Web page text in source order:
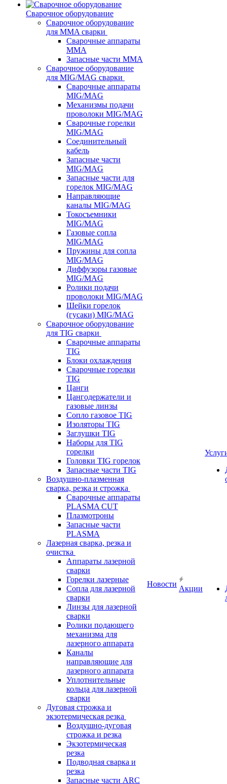
Сварочное оборудование
Сварочное оборудование
для MMA сварки
Сварочные аппараты
MMA
Запасные части MMA
Сварочное оборудование
для MIG/MAG сварки
Сварочные аппараты
MIG/MAG
Механизмы подачи
проволоки MIG/MAG
Сварочные горелки
MIG/MAG
Соединительный
кабель
Запасные части
MIG/MAG
Запасные части для
горелок MIG/MAG
Направляющие
каналы MIG/MAG
Токосъемники
MIG/MAG
Газовые сопла
MIG/MAG
Пружины для сопла
MIG/MAG
Диффузоры газовые
MIG/MAG
Ролики подачи
проволоки MIG/MAG
Шейки горелок
(гусаки) MIG/MAG
Сварочное оборудование
для TIG сварки
Сварочные аппараты
TIG
Блоки охлаждения
Сварочные горелки
TIG
Цанги
Цангодержатели и
газовые линзы
Сопло газовое TIG
Изоляторы TIG
Заглушки TIG
Наборы для TIG
горелки
Головки TIG горелок
Запасные части TIG
Воздушно-плазменная
сварка, резка и строжка
Сварочные аппараты
PLASMA CUT
Плазмотроны
Запасные части
PLASMA
Лазерная сварка, резка и
очистка
Аппараты лазерной
сварки
Горелки лазерные
Сопла для лазерной
сварки
Линзы для лазерной
сварки
Ролики подающего
механизма для
лазерного аппарата
Каналы
направляющие для
лазерного аппарата
Уплотнительные
кольца для лазерной
сварки
Дуговая строжка и
экзотермическая резка
Воздушно-дуговая
строжка и резка
Экзотермическая
резка
Подводная сварка и
резка
Запасные части ARC
Новости
Акции